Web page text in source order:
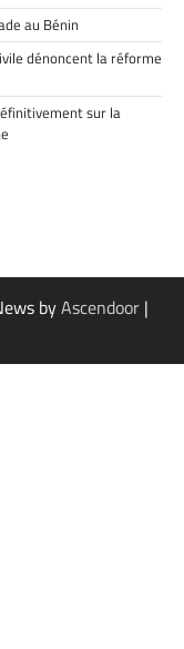
au Bénin
dénoncent la réforme
sur la
byAscendoor |